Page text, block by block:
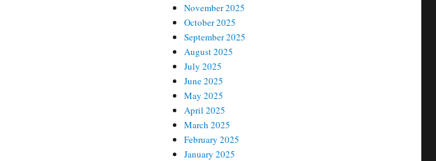
November 2025
October 2025
September 2025
August 2025
July 2025
June 2025
May 2025
April 2025
March 2025
February 2025
January 2025